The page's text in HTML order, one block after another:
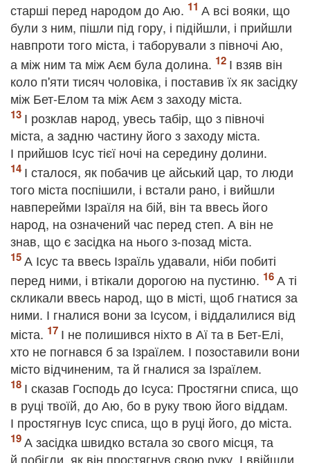
старші перед народом до Аю.
А всі вояки, що
були з ним, пішли під гору, і підійшли, і прийшли
навпроти того міста, і таборували з півночі Аю,
а між ним та між Аєм була долина.
І взяв він
коло п'яти тисяч чоловіка, і поставив їх як засідку
між Бет-Елом та між Аєм з заходу міста.
І розклав народ, увесь табір, що з півночі
міста, а задню частину його з заходу міста.
І прийшов Ісус тієї ночі на середину долини.
І сталося, як побачив це айський цар, то люди
того міста поспішили, і встали рано, і вийшли
навперейми Ізраїля на бій, він та ввесь його
народ, на означений час перед степ. А він не
знав, що є засідка на нього з-позад міста.
А Ісус та ввесь Ізраїль удавали, ніби побиті
перед ними, і втікали дорогою на пустиню.
А ті
скликали ввесь народ, що в місті, щоб гнатися за
ними. І гналися вони за Ісусом, і віддалилися від
міста.
І не полишився ніхто в Аї та в Бет-Елі,
хто не погнався б за Ізраїлем. І позоставили вони
місто відчиненим, та й гналися за Ізраїлем.
І сказав Господь до Ісуса: Простягни списа, що
в руці твоїй, до Аю, бо в руку твою його віддам.
І простягнув Ісус списа, що в руці його, до міста.
А засідка швидко встала зо свого місця, та
й побігли, як він простягнув свою руку. І ввійшли